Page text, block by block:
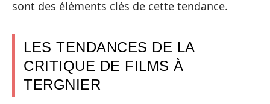
sont des éléments clés de cette tendance.
LES TENDANCES DE LA
CRITIQUE DE FILMS À
TERGNIER